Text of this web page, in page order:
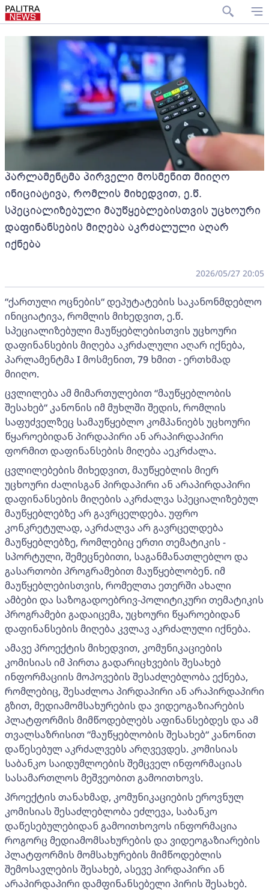
პარლამენტმა პირველი მოსმენით მიიღო
ინიციატივა, რომლის მიხედვით, ე.წ.
სპეციალიზებული მაუწყებლებისთვის უცხოური
დაფინანსების მიღება აკრძალული აღარ
იქნება
2026/05/27 20:05
“ქართული ოცნების“ დეპუტატების საკანონმდებლო
ინიციატივა, რომლის მიხედვით, ე.წ.
სპეციალიზებული მაუწყებლებისთვის უცხოური
დაფინანსების მიღება აკრძალული აღარ იქნება,
პარლამენტმა I მოსმენით, 79 ხმით - ერთხმად
მიიღო.
ცვლილება ამ მიმართულებით “მაუწყებლობის
შესახებ“ კანონის იმ მუხლში შედის, რომლის
საფუძველზეც სამაუწყებლო კომპანიებს უცხოური
წყაროებიდან პირდაპირი ან არაპირდაპირი
ფორმით დაფინანსების მიღება აეკრძალა.
ცვლილებების მიხედვით, მაუწყებლის მიერ
უცხოური ძალისგან პირდაპირი ან არაპირდაპირი
დაფინანსების მიღების აკრძალვა სპეციალიზებულ
მაუწყებლებზე არ გავრცელდება. უფრო
კონკრეტულად, აკრძალვა არ გავრცელდება
მაუწყებლებზე, რომლებიც ერთი თემატიკის -
სპორტული, შემეცნებითი, საგანმანათლებლო და
გასართობი პროგრამებით მაუწყებლობენ. იმ
მაუწყებლებისთვის, რომელთა ეთერში ახალი
ამბები და საზოგადოებრივ-პოლიტიკური თემატიკის
პროგრამები გადაიცემა, უცხოური წყაროებიდან
დაფინანსების მიღება კვლავ აკრძალული იქნება.
ამავე პროექტის მიხედვით, კომუნიკაციების
კომისიას იმ პირთა გადარიცხვების შესახებ
ინფორმაციის მოპოვების შესაძლებლობა ექნება,
რომლებიც, შესაძლოა პირდაპირი ან არაპირდაპირი
გზით, მედიამომსახურების და ვიდეოგაზიარების
პლატფორმის მიმწოდებლებს აფინანსებდეს და ამ
თვალსაზრისით “მაუწყებლობის შესახებ“ კანონით
დაწესებულ აკრძალვებს არღვევდეს. კომისიას
საბანკო საიდუმლოების შემცველ ინფორმაციას
სასამართლოს მეშვეობით გამოითხოვს.
პროექტის თანახმად, კომუნიკაციების ეროვნულ
კომისიას შესაძლებლობა ეძლევა, საბანკო
დაწესებულებიდან გამოითხოვოს ინფორმაცია
როგორც მედიამომსახურების და ვიდეოგაზიარების
პლატფორმის მომსახურების მიმწოდებლის
შემოსავლების შესახებ, ასევე პირდაპირი ან
არაპირდაპირი დამფინანსებელი პირის შესახებ.